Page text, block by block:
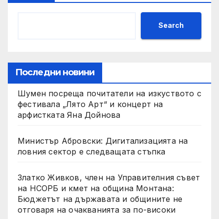
Search
Последни новини
Шумен посреща почитатели на изкуството с
фестивала „Лято Арт“ и концерт на
арфистката Яна Дойнова
Министър Абровски: Дигитализацията на
ловния сектор е следващата стъпка
Златко Живков, член на Управителния съвет
на НСОРБ и кмет на община Монтана:
Бюджетът на държавата и общините не
отговаря на очакванията за по-високи